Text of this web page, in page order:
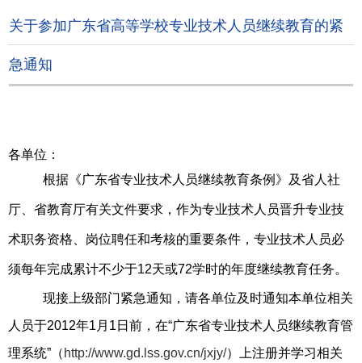
关于参加广东省高等学校专业技术人员继续教育的紧
急通知
各单位：
根据《广东省专业技术人员继续教育条例》及省人社
厅、省教育厅有关文件要求，作为专业技术人员晋升专业技
术职务资格、岗位聘任和考核的重要条件，专业技术人员必
须每年完成累计不少于12天或72学时的年度继续教育任务。
现接上级部门紧急通知，请各单位及时通知本单位相关
人员于2012年1月1日前，在“广东省专业技术人员继续教育管
理系统”（ http://www.gd.lss.gov.cn/jxjy/）上注册并学习相关